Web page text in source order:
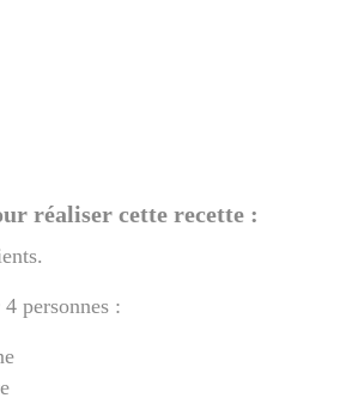
réaliser cette recette :
personnes :